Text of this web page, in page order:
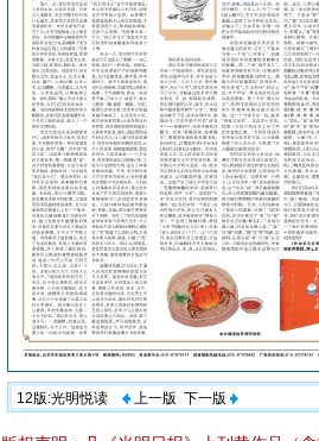
12版:光明悦读 上一版 下一版